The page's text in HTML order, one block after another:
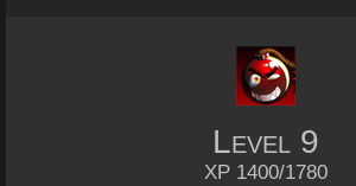
Level 9
XP 1400/1780